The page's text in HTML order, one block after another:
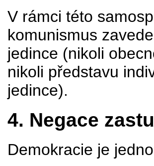
V rámci této
komunismus
jedince (nikoli
nikoli představu
jedince).
4. Negace
Demokracie je